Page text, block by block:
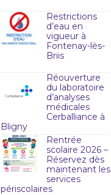
Restrictions
d’eau en
vigueur à
Fontenay-lès-
Briis
Réouverture
du laboratoire
d’analyses
médicales
Cerballiance à
Bligny
Rentrée
scolaire 2026 –
Réservez dès
maintenant les
services
périscolaires